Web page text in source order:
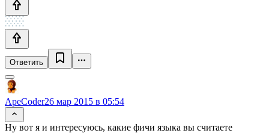
Ответить
ApeCoder26 мар 2015 в 05:54
Ну вот я и интересуюсь, какие фичи языка вы считаете